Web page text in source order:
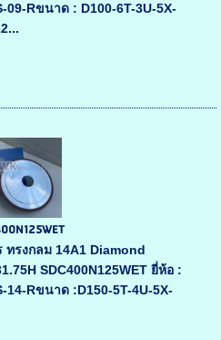
Rขนาด : D100-6T-3U-5X-
รงกลม 14A1 Diamond
SDC400N125WET ยี่ห้อ :
Rขนาด :D150-5T-4U-5X-